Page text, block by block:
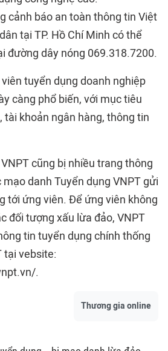
cảnh báo an toàn thông tin Việt
tại TP. Hồ Chí Minh có thể
đường dây nóng 069.318.7200.
tuyển dụng doanh nghiệp
càng phổ biến, với mục tiêu
tài khoản ngân hàng, thông tin
cũng bị nhiều trang thông
danh Tuyển dụng VNPT gửi
tới ứng viên. Để ứng viên không
đối tượng xấu lừa đảo, VNPT
tin tuyển dụng chính thống
tại vebsite:
.
Thương gia online